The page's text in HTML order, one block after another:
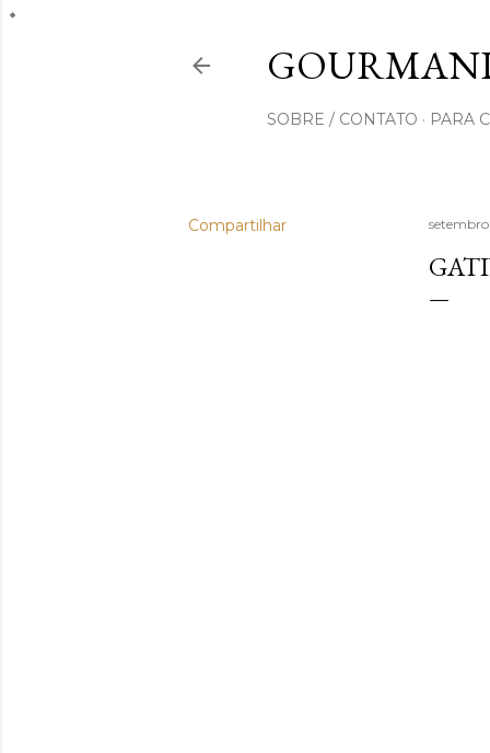
SOBRE / CONTATO PARA
Compartilhar